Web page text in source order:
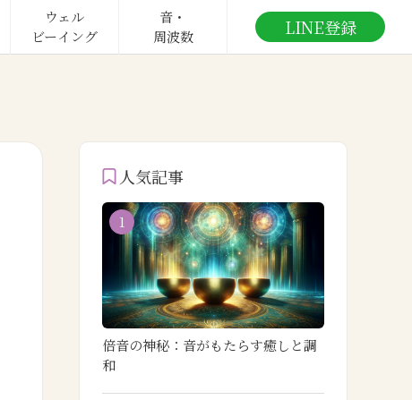
ウェル
ビーイング
音・
周波数
LINE登録
人気記事
1
倍音の神秘：音がもたらす癒しと調
和